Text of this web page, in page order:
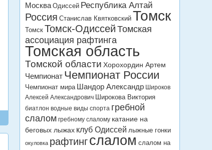
Москва Одиссей Республика Алтай
Россия Станислав Квятковский Томск
Томск Томск-Одиссей Томская
ассоциация рафтинга
Томская область
Томской области Хорохордин Артем
Чемпионат Чемпионат России
Чемпионат мира Шандор Александр Широков
Алексей Александрович Широкова Виктория
биатлон водные виды спорта гребной
слалом гребному слалому катание на
беговых лыжах клуб Одиссей лыжные гонки
окуловка рафтингслалом слалом на